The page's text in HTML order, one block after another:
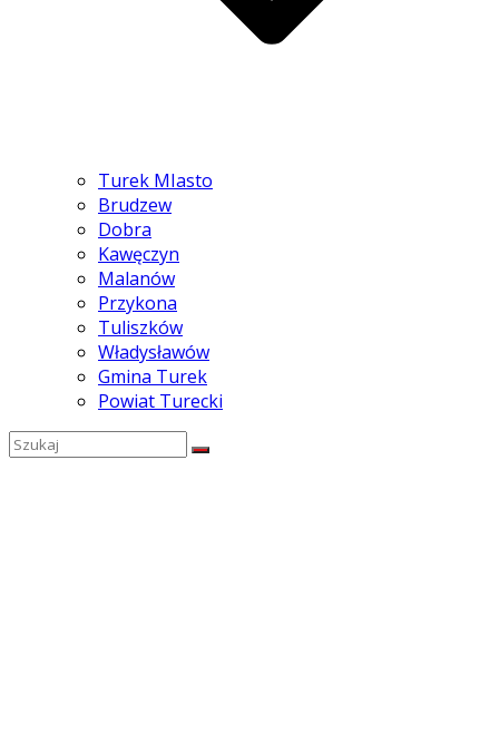
Turek MIasto
Brudzew
Dobra
Kawęczyn
Malanów
Przykona
Tuliszków
Władysławów
Gmina Turek
Powiat Turecki